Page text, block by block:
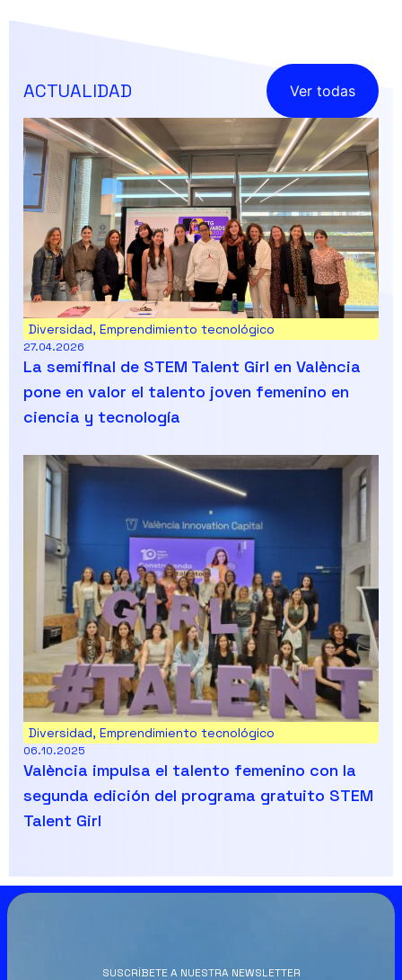
ACTUALIDAD Ver todas
Diversidad, Emprendimiento tecnológico
27.04.2026
La semifinal de STEM Talent Girl en València
pone en valor el talento joven femenino en
ciencia y tecnología
Diversidad, Emprendimiento tecnológico
06.10.2025
València impulsa el talento femenino con la
segunda edición del programa gratuito STEM
Talent Girl
SUSCRÍBETE A NUESTRA NEWSLETTER